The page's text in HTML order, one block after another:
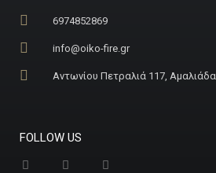
6974852869
info@oiko-fire.gr
Αντωνίου Πετραλιά 117, Αμαλιάδα
FOLLOW US